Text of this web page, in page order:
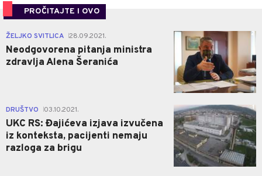
PROČITAJTE I OVO
ŽELJKO SVITLICA 28.09.2021.
Neodgovorena pitanja ministra
zdravlja Alena Šeranića
2
DRUŠTVO 03.10.2021.
UKC RS: Đajićeva izjava izvučena
iz konteksta, pacijenti nemaju
razloga za brigu
1